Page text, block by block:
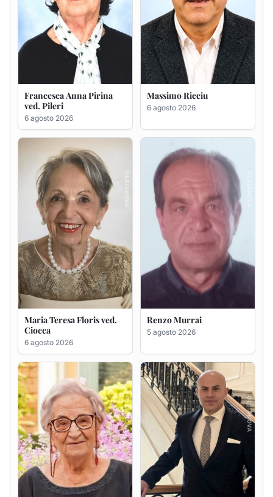
Maria Teresa Floris ved.
6 agosto 2026
Renzo Murrai
5 agosto 2026
Giovanna Ponsanu Ved.
Decandia
5 agosto 2026
Giuseppe Saba
5 agosto 2026